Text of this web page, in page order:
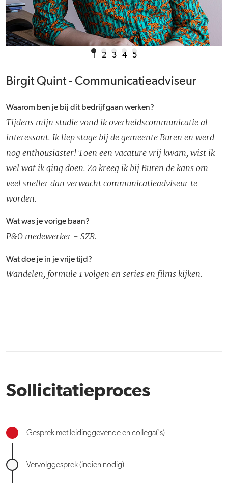
1 2 3 4 5
Birgit Quint - Communicatieadviseur
Waarom ben je bij dit bedrijf gaan werken?
Tijdens mijn studie vond ik overheidscommunicatie al
interessant. Ik liep stage bij de gemeente Buren en werd
nog enthousiaster! Toen een vacature vrij kwam, wist ik
wel wat ik ging doen. Zo kreeg ik bij Buren de kans om
veel sneller dan verwacht communicatieadviseur te
worden.
Wat was je vorige baan?
P&O medewerker - SZR.
Wat doe je in je vrije tijd?
Wandelen, formule 1 volgen en series en films kijken.
Sollicitatieproces
Gesprek met leidinggevende en collega('s)
Vervolggesprek (indien nodig)